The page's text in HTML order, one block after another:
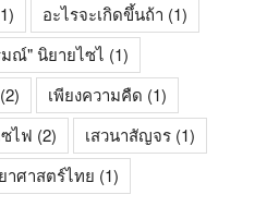
อะไรจะเกิดขึ้นถ้า (1)
มณ์" นิยายไซไ (1)
(2) เพียงความคืด (1)
ซไฟ (2) เสวนาสัญจร (1)
าศาสตร์ไทย (1)